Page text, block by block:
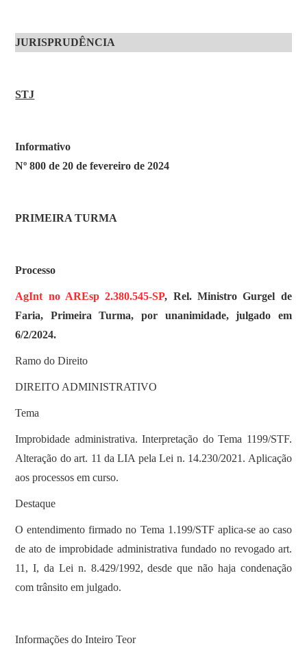
JURISPRUDÊNCIA
STJ
Informativo
Nº 800 de 20 de fevereiro de 2024
PRIMEIRA TURMA
Processo
AgInt no AREsp 2.380.545-SP, Rel. Ministro Gurgel de
Faria, Primeira Turma, por unanimidade, julgado em
6/2/2024.
Ramo do Direito
DIREITO ADMINISTRATIVO
Tema
Improbidade administrativa. Interpretação do Tema 1199/STF.
Alteração do art. 11 da LIA pela Lei n. 14.230/2021. Aplicação
aos processos em curso.
Destaque
O entendimento firmado no Tema 1.199/STF aplica-se ao caso
de ato de improbidade administrativa fundado no revogado art.
11, I, da Lei n. 8.429/1992, desde que não haja condenação
com trânsito em julgado.
Informações do Inteiro Teor